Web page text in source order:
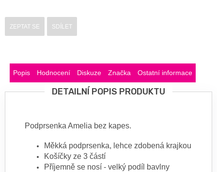
ZEPTAT SE SDÍLET
Popis Hodnocení Diskuze Značka Ostatní informace
DETAILNÍ POPIS PRODUKTU
Podprsenka Amelia bez kapes.
Měkká podprsenka, lehce zdobená krajkou
Košíčky ze 3 částí
Příjemně se nosí - velký podíl bavlny